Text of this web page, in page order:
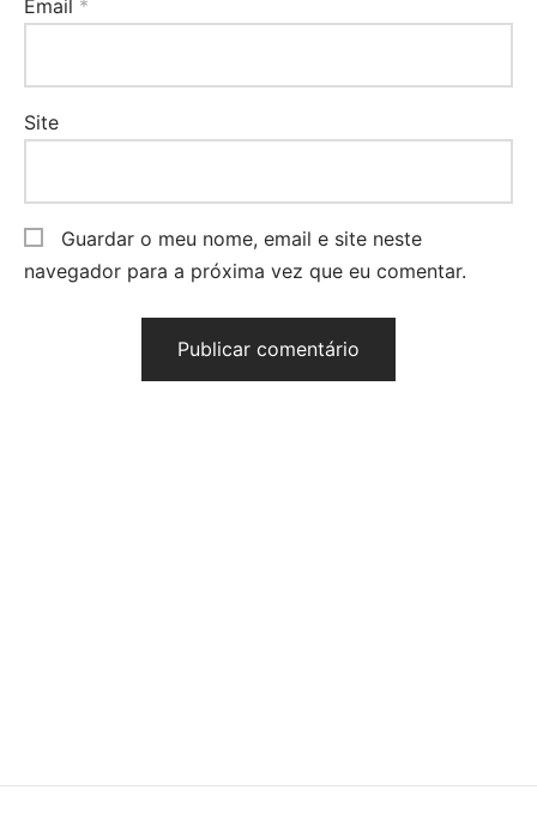
Email *
Site
Guardar o meu nome, email e site neste
navegador para a próxima vez que eu comentar.